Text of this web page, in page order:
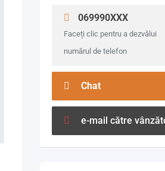
069990XXX
Faceți clic pentru a dezvălui
numărul de telefon
Chat
e-mail către